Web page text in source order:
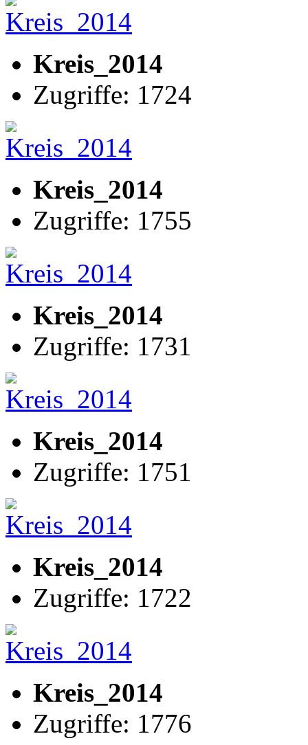
Kreis_2014
Zugriffe: 1724
Kreis_2014
Zugriffe: 1755
Kreis_2014
Zugriffe: 1731
Kreis_2014
Zugriffe: 1751
Kreis_2014
Zugriffe: 1722
Kreis_2014
Zugriffe: 1776